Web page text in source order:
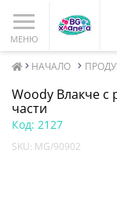
МЕНЮ
НАЧАЛО
Woody Влакче с
части
Код: 2127
SKU: MG/90902